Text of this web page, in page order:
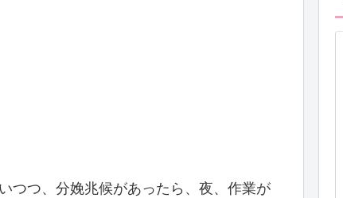
つつ、分娩兆候があったら、夜、作業が